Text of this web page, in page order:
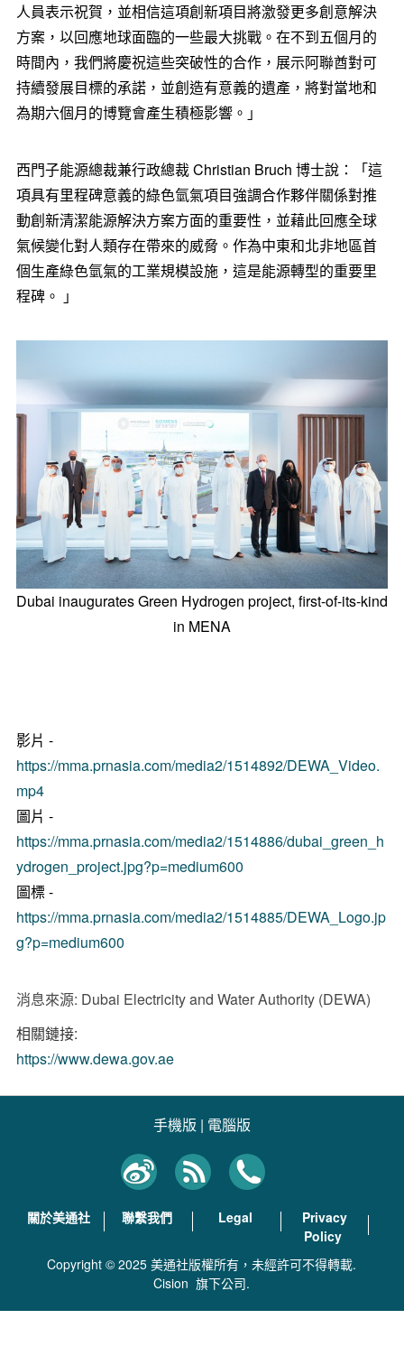
人員表示祝賀，並相信這項創新項目將激發更多創意解決
方案，以回應地球面臨的一些最大挑戰。在不到五個月的
時間內，我們將慶祝這些突破性的合作，展示阿聯酋對可
持續發展目標的承諾，並創造有意義的遺產，將對當地和
為期六個月的博覽會產生積極影響。」
西門子能源總裁兼行政總裁 Christian Bruch 博士說：「這
項具有里程碑意義的綠色氫氣項目強調合作夥伴關係對推
動創新清潔能源解決方案方面的重要性，並藉此回應全球
氣候變化對人類存在帶來的威脅。作為中東和北非地區首
個生產綠色氫氣的工業規模設施，這是能源轉型的重要里
程碑。 」
Dubai inaugurates Green Hydrogen project, first-of-its-kind
in MENA
影片 -
https://mma.prnasia.com/media2/1514892/DEWA_Video.
mp4
圖片 -
https://mma.prnasia.com/media2/1514886/dubai_green_h
ydrogen_project.jpg?p=medium600
圖標 -
https://mma.prnasia.com/media2/1514885/DEWA_Logo.jp
g?p=medium600
消息來源: Dubai Electricity and Water Authority (DEWA)
相關鏈接:
https://www.dewa.gov.ae
手機版 | 電腦版
關於美通社 聯繫我們 Legal
Privacy
Policy
Copyright © 2025 美通社版權所有，未經許可不得轉載.
Cision 旗下公司.